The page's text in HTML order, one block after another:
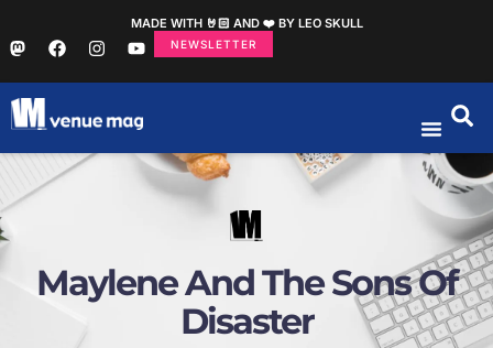
MADE WITH 🤘🏻 AND ❤️ BY LEO SKULL
NEWSLETTER
Maylene And The Sons Of
Disaster